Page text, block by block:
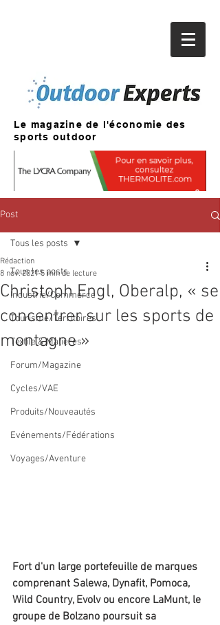
Le magazine de l'économie des
sports outdoor
Post
Tous les posts
Industrie/Commerce
Tourisme/Territoires
Textile & Matières
Forum/Magazine
Cycles/VAE
Produits/Nouveautés
Evénements/Fédérations
Voyages/Aventure
Tous les posts
Christoph Engl, Oberalp, « se
concentrer sur les sports de
montagne »
Rédaction
8 nov. 2021 5 min de lecture
Fort d'un large portefeuille de marques
comprenant Salewa, Dynafit, Pomoca,
Wild Country, Evolv ou encore LaMunt, le
groupe de Bolzano poursuit sa